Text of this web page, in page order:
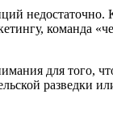
команда
для того,